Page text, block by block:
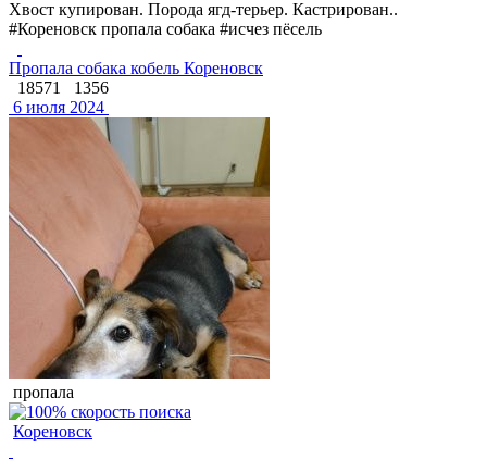
Хвост купирован. Порода ягд-терьер. Кастрирован..
#Кореновск пропала собака #исчез пёсель
Пропала собака кобель Кореновск
18571
1356
6 июля 2024
пропала
Кореновск